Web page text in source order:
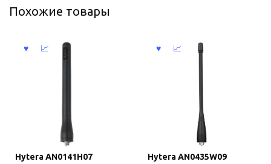
Похожие товары
Hytera AN0141H07
Hytera AN0435W09